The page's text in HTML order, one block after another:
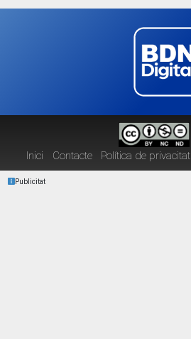
Inici Contacte Política de privacitat
Publicitat